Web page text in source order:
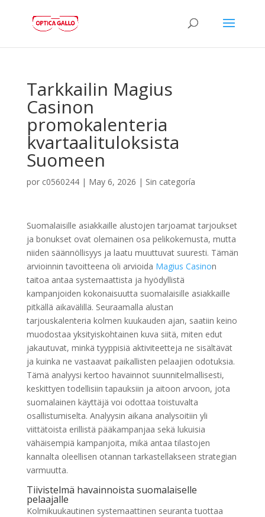
Tarkkailin Magius
Casinon
promokalenteria
kvartaalituloksista
Suomeen
por c0560244| May 6, 2026 | Sin categoría
Suomalaisille asiakkaille alustojen tarjoamat tarjoukset
ja bonukset ovat olemainen osa pelikokemusta, mutta
niiden säännöllisyys ja laatu muuttuvat suuresti. Tämän
arvioinnin tavoitteena oli arvioida Magius Casinon
taitoa antaa systemaattista ja hyödyllistä
kampanjoiden kokonaisuutta suomalaisille asiakkaille
pitkällä aikavälillä. Seuraamalla alustan
tarjouskalenteria kolmen kuukauden ajan, saatiin keino
muodostaa yksityiskohtainen kuva siitä, miten edut
jakautuvat, minkä tyyppisiä aktiviteetteja ne sisältävät
ja kuinka ne vastaavat paikallisten pelaajien odotuksia.
Tämä analyysi kertoo havainnot suunnitelmallisesti,
keskittyen todellisiin tapauksiin ja aitoon arvoon, jota
suomalainen käyttäjä voi odottaa toistuvalta
osallistumiselta. Analyysin aikana analysoitiin yli
viittätoista erillistä pääkampanjaa sekä lukuisia
vähäisempiä kampanjoita, mikä antaa tilastojen
kannalta oleellisen otannan tarkastellakseen strategian
varmuutta.
Tiivistelmä havainnoista suomalaiselle
pelaajalle
Kolmikuukautinen systemaattinen seuranta tuottaa